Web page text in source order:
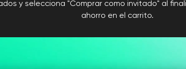
y selecciona "Comprar como invitado" al
ahorro en el carrito.